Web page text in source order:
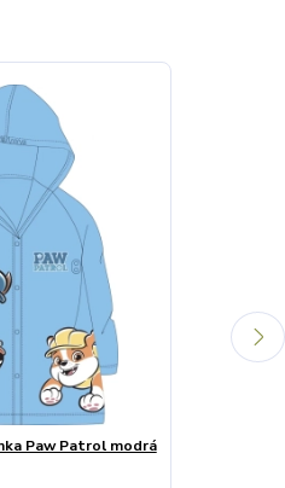
Paw Patrol modrá